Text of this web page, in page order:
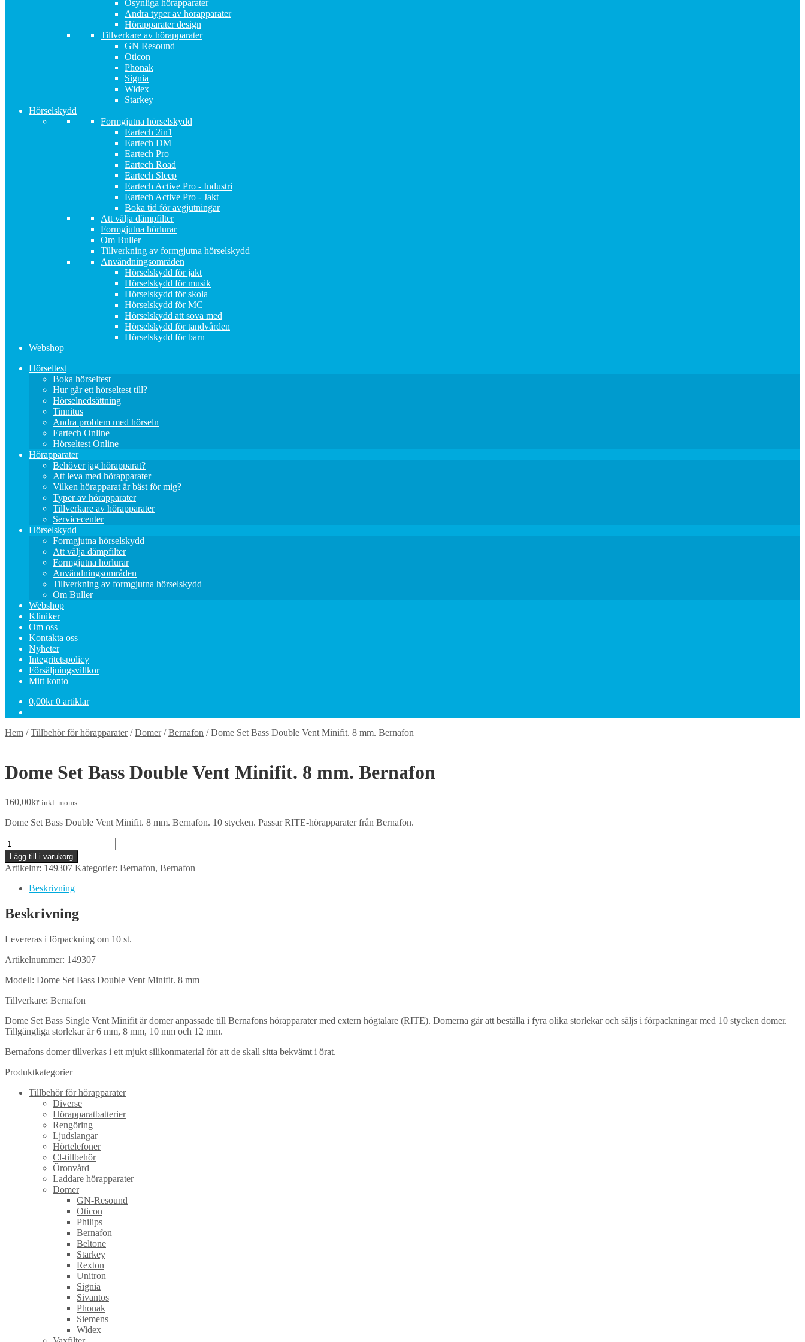
Osynliga hörapparater
Andra typer av hörapparater
Hörapparater design
Tillverkare av hörapparater
GN Resound
Oticon
Phonak
Signia
Widex
Starkey
Hörselskydd
Formgjutna hörselskydd
Eartech 2in1
Eartech DM
Eartech Pro
Eartech Road
Eartech Sleep
Eartech Active Pro - Industri
Eartech Active Pro - Jakt
Boka tid för avgjutningar
Att välja dämpfilter
Formgjutna hörlurar
Om Buller
Tillverkning av formgjutna hörselskydd
Användningsområden
Hörselskydd för jakt
Hörselskydd för musik
Hörselskydd för skola
Hörselskydd för MC
Hörselskydd att sova med
Hörselskydd för tandvården
Hörselskydd för barn
Webshop
Hörseltest
Boka hörseltest
Hur går ett hörseltest till?
Hörselnedsättning
Tinnitus
Andra problem med hörseln
Eartech Online
Hörseltest Online
Hörapparater
Behöver jag hörapparat?
Att leva med hörapparater
Vilken hörapparat är bäst för mig?
Typer av hörapparater
Tillverkare av hörapparater
Servicecenter
Hörselskydd
Formgjutna hörselskydd
Att välja dämpfilter
Formgjutna hörlurar
Användningsområden
Tillverkning av formgjutna hörselskydd
Om Buller
Webshop
Kliniker
Om oss
Kontakta oss
Nyheter
Integritetspolicy
Försäljningsvillkor
Mitt konto
0,00kr 0 artiklar
Hem /Tillbehör för hörapparater/Domer/Bernafon /Dome Set Bass Double Vent Minifit. 8 mm. Bernafon
Dome Set Bass Double Vent Minifit. 8 mm. Bernafon
160,00kr inkl. moms
Dome Set Bass Double Vent Minifit. 8 mm. Bernafon. 10 stycken. Passar RITE-hörapparater från Bernafon.
Dome
Set
Bass
Double
Vent
Minifit.
8
mm.
mängd
Lägg till i varukorg
Artikelnr: 149307 Kategorier: Bernafon, Bernafon
Beskrivning
Beskrivning
Levereras i förpackning om 10 st.
Artikelnummer: 149307
Modell: Dome Set Bass Double Vent Minifit. 8 mm
Tillverkare: Bernafon
Dome Set Bass Single Vent Minifit är domer anpassade till Bernafons hörapparater med extern högtalare (RITE). Domerna går att beställa i fyra olika storlekar och säljs i förpackningar med 10 stycken domer.
Tillgängliga storlekar är 6 mm, 8 mm, 10 mm och 12 mm.
Bernafons domer tillverkas i ett mjukt silikonmaterial för att de skall sitta bekvämt i örat.
Produktkategorier
Tillbehör för hörapparater
Diverse
Hörapparatbatterier
Rengöring
Ljudslangar
Hörtelefoner
Cl-tillbehör
Öronvård
Laddare hörapparater
Domer
GN-Resound
Oticon
Philips
Bernafon
Beltone
Starkey
Rexton
Unitron
Signia
Sivantos
Phonak
Siemens
Widex